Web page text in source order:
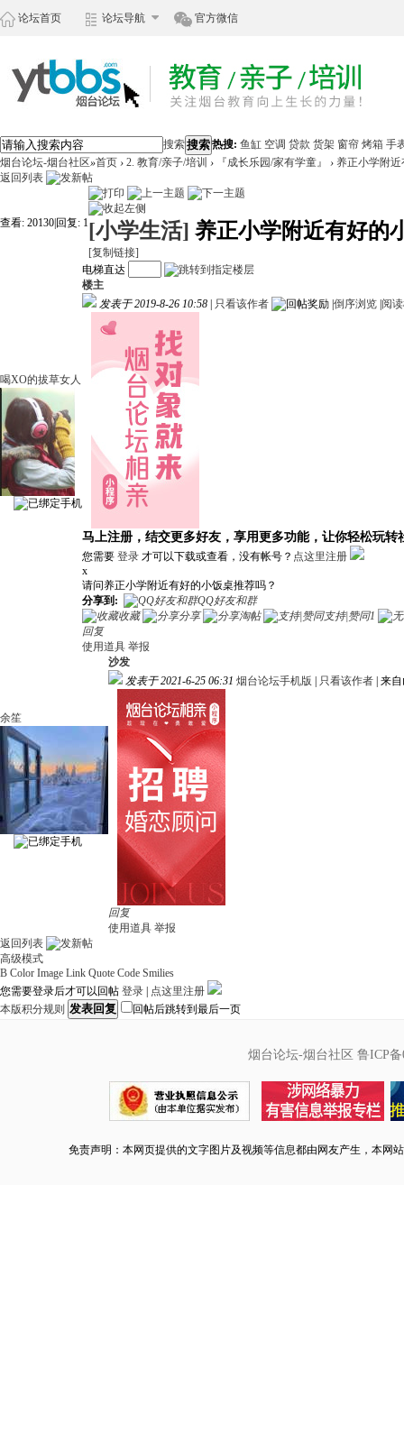
论坛首页 论坛导航 官方微信
搜索搜索热搜: 鱼缸 空调 贷款 货架 窗帘 烤箱 手
烟台论坛-烟台社区»首页 › 2. 教育/亲子/培训 › 『成长乐园/家有学童』 › 养正小学附
返回列表
查看: 20130 回复: 1[小学生活] 养正小学附近有好的
[复制链接]
喝XO的拔草女人
电梯直达
楼主
发表于 2019-8-26 10:58
只看该作者 倒序浏览 阅
马上注册，结交更多好友，享用更多功能，让你轻松玩转
您需要 登录 才可以下载或查看，没有帐号？ 点这里注册
x
请问养正小学附近有好的小饭桌推荐吗？
分享到:
QQ好友和群
收藏
分享 淘帖 支持|赞同1
回复
使用道具 举报
余笙
沙发
发表于 2021-6-25 06:31 烟台论坛手机版 只看该作者 来
回复
使用道具 举报
返回列表
高级模式
B Color Image Link Quote Code Smilies
您需要登录后才可以回帖 登录
点这里注册
本版积分规则 发表回复 回帖后跳转到最后一页
烟台论坛-烟台社区 鲁ICP备
免责声明：本网页提供的文字图片及视频等信息都由网友产生，本网